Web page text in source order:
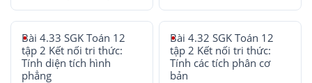
Bài 4.33 SGK Toán 12
tập 2 Kết nối tri thức:
Tính diện tích hình
phẳng
Bài 4.32 SGK Toán 12
tập 2 Kết nối tri thức:
Tính các tích phân cơ
bản